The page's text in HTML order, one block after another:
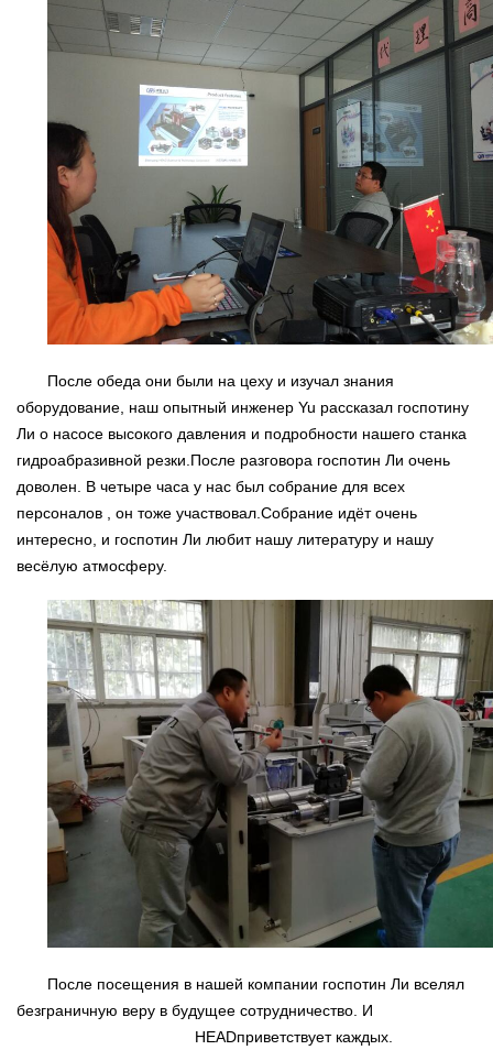
После обеда они были на цеху и изучал знания
оборудование, наш опытный инженер Yu рассказал госпотину
Ли о насосе высокого давления и подробности нашего станка
гидроабразивной резки.После разговора госпотин Ли очень
доволен. В четыре часа у нас был собрание для всех
персоналов , он тоже участвовал.Собрание идёт очень
интересно, и госпотин Ли любит нашу литературу и нашу
весёлую атмосферу.
После посещения в нашей компании госпотин Ли вселял
безграничную веру в будущее сотрудничество. И
HEADприветствует каждых.